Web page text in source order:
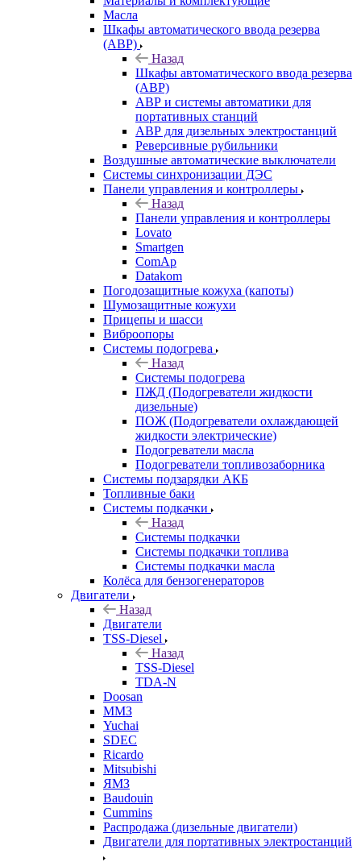
Масла
Шкафы автоматического ввода резерва
(АВР)
Назад
Шкафы автоматического ввода резерва
(АВР)
АВР и системы автоматики для
портативных станций
АВР для дизельных электростанций
Реверсивные рубильники
Воздушные автоматические выключатели
Системы синхронизации ДЭС
Панели управления и контроллеры
Назад
Панели управления и контроллеры
Lovato
Smartgen
ComAp
Datakom
Погодозащитные кожуха (капоты)
Шумозащитные кожухи
Прицепы и шасси
Виброопоры
Системы подогрева
Назад
Системы подогрева
ПЖД (Подогреватели жидкости
дизельные)
ПОЖ (Подогреватели охлаждающей
жидкости электрические)
Подогреватели масла
Подогреватели топливозаборника
Системы подзарядки АКБ
Топливные баки
Системы подкачки
Назад
Системы подкачки
Системы подкачки топлива
Системы подкачки масла
Колёса для бензогенераторов
Двигатели
Назад
Двигатели
TSS-Diesel
Назад
TSS-Diesel
TDA-N
Doosan
ММЗ
Yuchai
SDEC
Ricardo
Mitsubishi
ЯМЗ
Baudouin
Cummins
Распродажа (дизельные двигатели)
Двигатели для портативных электростанций